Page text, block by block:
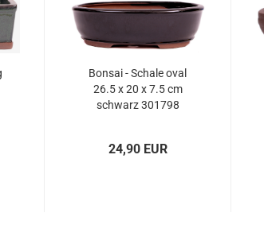
Bonsai - Schale oval
26.5 x 20 x 7.5 cm
schwarz 301798
24,90 EUR